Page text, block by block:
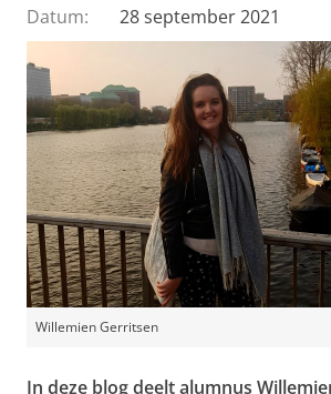
Datum:
28 september 2021
Willemien Gerritsen
In deze blog deelt alumnus